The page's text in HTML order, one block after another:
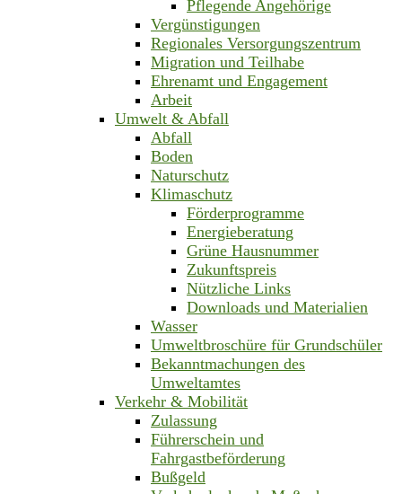
Pflegende Angehörige
Vergünstigungen
Regionales Versorgungszentrum
Migration und Teilhabe
Ehrenamt und Engagement
Arbeit
Umwelt & Abfall
Abfall
Boden
Naturschutz
Klimaschutz
Förderprogramme
Energieberatung
Grüne Hausnummer
Zukunftspreis
Nützliche Links
Downloads und Materialien
Wasser
Umweltbroschüre für Grundschüler
Bekanntmachungen des
Umweltamtes
Verkehr & Mobilität
Zulassung
Führerschein und
Fahrgastbeförderung
Bußgeld